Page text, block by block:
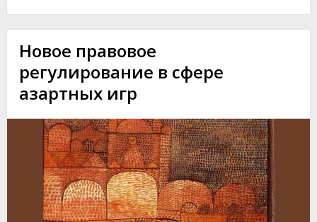
КИШИНЕВЕ
В
ПРЕКРАЩЕНИЯ
ДЕЯТЕЛЬНОСТИ
ЭКОНОМИЧЕСКИХ
АГЕНТОВ
ПО
ЧРЕЗВЫЧАЙНЫМ
СИТУАЦИЯМ
Новое правовое
регулирование в сфере
азартных игр